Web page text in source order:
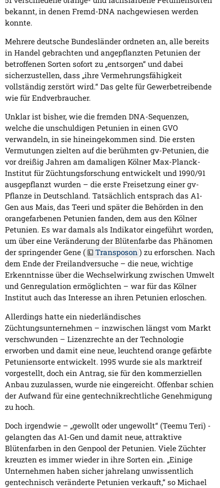
bekannt, in denen Fremd-DNA nachgewiesen werden
konnte.
Mehrere deutsche Bundesländer ordneten an, alle bereits
in Handel gebrachten und angepflanzten Petunien der
betroffenen Sorten sofort zu „entsorgen“ und dabei
sicherzustellen, dass „ihre Vermehrungsfähigkeit
vollständig zerstört wird.“ Das gelte für Gewerbetreibende
wie für Endverbraucher.
Unklar ist bisher, wie die fremden DNA-Sequenzen,
welche die unschuldigen Petunien in einen GVO
verwandeln, in sie hineingekommen sind. Die ersten
Vermutungen zielten auf die berühmten gv-Petunien, die
vor dreißig Jahren am damaligen Kölner Max-Planck-
Institut für Züchtungsforschung entwickelt und 1990/91
ausgepflanzt wurden – die erste Freisetzung einer gv-
Pflanze in Deutschland. Tatsächlich entsprach das A1-
Gen aus Mais, das Teeri und später die Behörden in den
orangefarbenen Petunien fanden, dem aus den Kölner
Petunien. Es war damals als Indikator eingeführt worden,
um über eine Veränderung der Blütenfarbe das Phänomen
der springender Gene (
Transposon ) zu erforschen. Nach
dem Ende der Freilandversuche – die neue, wichtige
Erkenntnisse über die Wechselwirkung zwischen Umwelt
und Genregulation ermöglichten – war für das Kölner
Institut auch das Interesse an ihren Petunien erloschen.
Allerdings hatte ein niederländisches
Züchtungsunternehmen – inzwischen längst vom Markt
verschwunden – Lizenzrechte an der Technologie
erworben und damit eine neue, leuchtend orange gefärbte
Petuniensorte entwickelt. 1995 wurde sie als marktreif
vorgestellt, doch ein Antrag, sie für den kommerziellen
Anbau zuzulassen, wurde nie eingereicht. Offenbar schien
der Aufwand für eine gentechnikrechtliche Genehmigung
zu hoch.
Doch irgendwie – „gewollt oder ungewollt“ (Teemu Teri) -
gelangten das A1-Gen und damit neue, attraktive
Blütenfarben in den Genpool der Petunien. Viele Züchter
kreuzten es immer wieder in ihre Sorten ein. „Einige
Unternehmen haben sicher jahrelang unwissentlich
gentechnisch veränderte Petunien verkauft,“ so Michael